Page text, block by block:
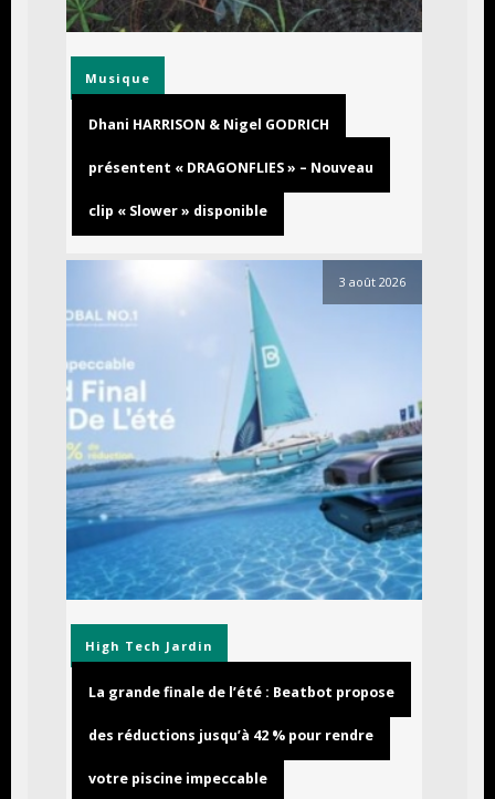
Musique
Dhani HARRISON & Nigel GODRICH
présentent « DRAGONFLIES » – Nouveau
clip « Slower » disponible
3 août 2026
High Tech Jardin
La grande finale de l’été : Beatbot propose
des réductions jusqu’à 42 % pour rendre
votre piscine impeccable